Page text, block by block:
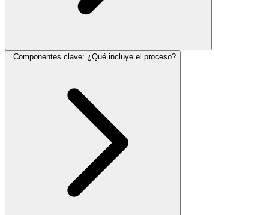
Componentes clave: ¿Qué incluye el proceso?